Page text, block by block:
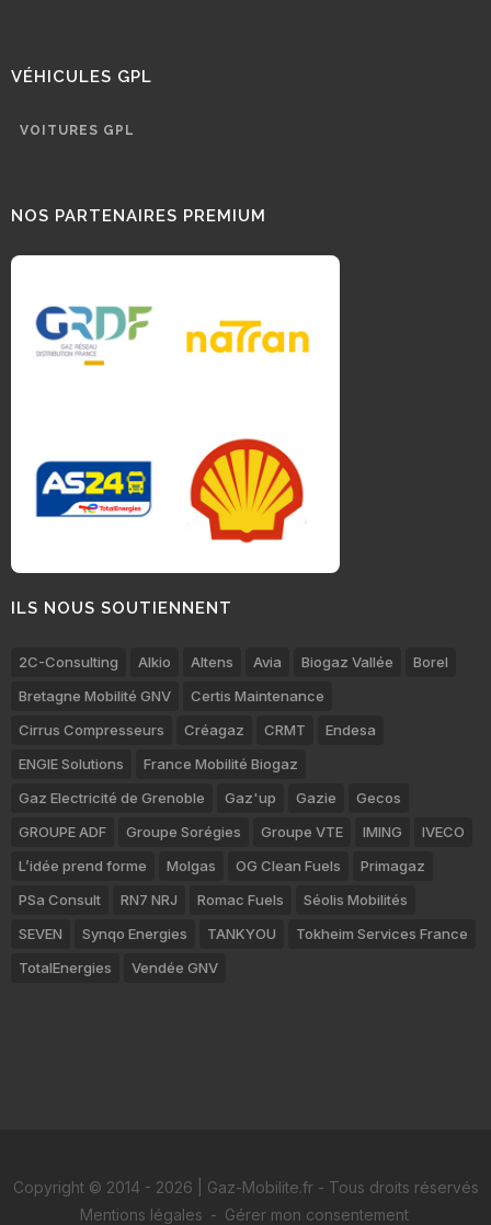
VÉHICULES GPL
VOITURES GPL
NOS PARTENAIRES PREMIUM
ILS NOUS SOUTIENNENT
2C-Consulting Alkio Altens Avia Biogaz Vallée
Borel
Bretagne Mobilité GNV
Certis Maintenance
Cirrus Compresseurs
Créagaz CRMT
Endesa
ENGIE Solutions
France Mobilité Biogaz
Gaz Electricité de Grenoble
Gaz'up Gazie
Gecos
GROUPE ADF
Groupe Sorégies Groupe VTE IMING
IVECO
L’idée prend forme
Molgas OG Clean Fuels
Primagaz
PSa Consult
RN7 NRJ Romac Fuels
Séolis Mobilités
SEVEN
Synqo Energies TANKYOU
Tokheim Services France
TotalEnergies
Vendée GNV
Copyright © 2014 - 2026 | Gaz-Mobilite.fr - Tous droits réservés
Mentions légales - Gérer mon consentement